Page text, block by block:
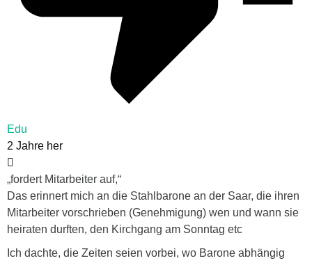
Edu
2 Jahre her
„fordert Mitarbeiter auf,“
Das erinnert mich an die Stahlbarone an der Saar, die ihren
Mitarbeiter vorschrieben (Genehmigung) wen und wann sie
heiraten durften, den Kirchgang am Sonntag etc
Ich dachte, die Zeiten seien vorbei, wo Barone abhängig